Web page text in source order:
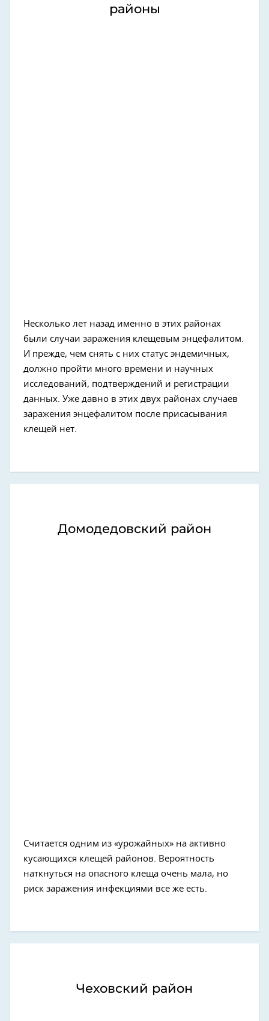
районы
Несколько лет назад именно в этих районах
были случаи заражения клещевым энцефалитом.
И прежде, чем снять с них статус эндемичных,
должно пройти много времени и научных
исследований, подтверждений и регистрации
данных. Уже давно в этих двух районах случаев
заражения энцефалитом после присасывания
клещей нет.
Домодедовский район
Считается одним из «урожайных» на активно
кусающихся клещей районов. Вероятность
наткнуться на опасного клеща очень мала, но
риск заражения инфекциями все же есть.
Чеховский район